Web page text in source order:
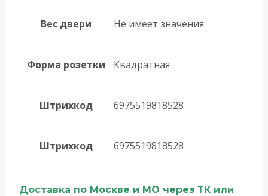
Вес двери Не имеет значения
Форма розетки Квадратная
Штрихкод 6975519818528
Штрихкод 6975519818528
Доставка по Москве и МО через ТК или